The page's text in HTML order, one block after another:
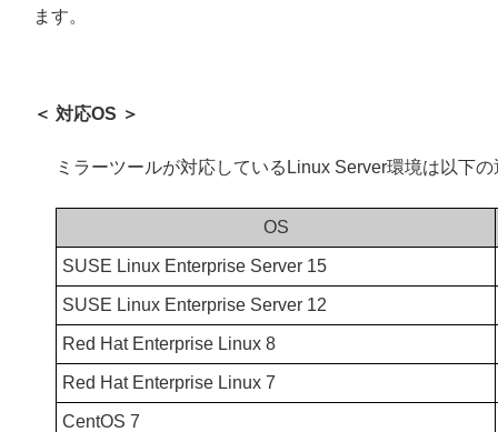
ます。
＜ 対応OS ＞
ミラーツールが対応しているLinux Server環境は以下
OS
SUSE Linux Enterprise Server 15
SUSE Linux Enterprise Server 12
Red Hat Enterprise Linux 8
Red Hat Enterprise Linux 7
CentOS 7